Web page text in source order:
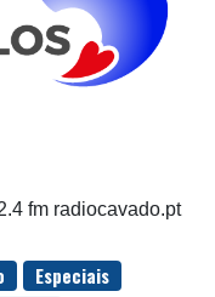
fm radiocavado.pt
Especiais